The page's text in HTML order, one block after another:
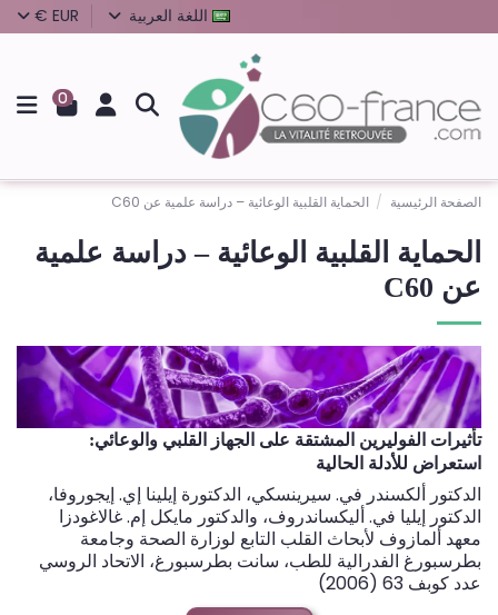
اللغة العربية EUR €
0
الصفحة الرئيسية الحماية القلبية الوعائية – دراسة علمية عن C60
الحماية القلبية الوعائية – دراسة علمية
عن C60
تأثيرات الفوليرين المشتقة على الجهاز القلبي والوعائي:
استعراض للأدلة الحالية
الدكتور ألكسندر في. سيرينسكي، الدكتورة إيلينا إي. إيجوروفا،
الدكتور إيليا في. أليكساندروف، والدكتور مايكل إم. غالاغودزا
معهد ألمازوف لأبحاث القلب التابع لوزارة الصحة وجامعة
بطرسبورغ الفدرالية للطب، سانت بطرسبورغ، الاتحاد الروسي
عدد كوبف 63 (2006)